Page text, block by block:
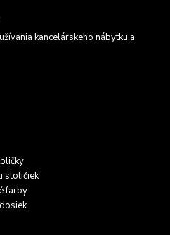
kancelárskeho nábytku a
stoličiek
farby